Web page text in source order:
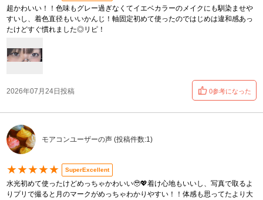
超かわいい！！色味もグレー過ぎなくてイエベカラーのメイクにも馴染ませや
すいし、着色直径もいいかんじ！軸固定初めて使ったのではじめは違和感あっ
たけどすぐ慣れました◎リピ！
2026年07月24日投稿 0参考になった
モアコンユーザーの声 (投稿件数:1)
★★★★★ SuperExcellent
水光初めて使ったけどめっちゃかわいい🥹💖着け心地もいいし、写真で取るよ
りプリで撮ると月のマークがめっちゃわかりやすい！！体感も思ってたより大